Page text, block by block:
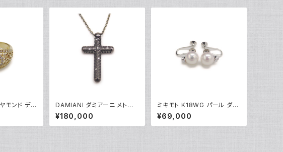
モンド デザ
輪 10号 Y
DAMIANI ダミアーニ メトロ
ポリタンドリーム 6Pダイヤモ
ンド ネックレス K18WG 18金
アズキチェーン Y05255
¥180,000
ミキモト K18WG パール ダイ
ヤモンド イヤリング 18金 ホ
ワイトゴールド ネジ式 Y052
48
¥69,000